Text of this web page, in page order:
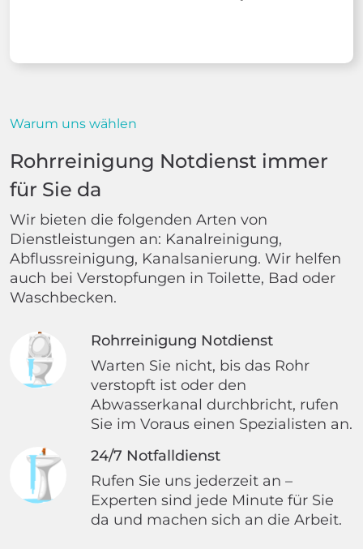
Warum uns wählen
Rohrreinigung Notdienst immer
für Sie da
Wir bieten die folgenden Arten von
Dienstleistungen an: Kanalreinigung,
Abflussreinigung, Kanalsanierung. Wir helfen
auch bei Verstopfungen in Toilette, Bad oder
Waschbecken.
Rohrreinigung Notdienst
Warten Sie nicht, bis das Rohr
verstopft ist oder den
Abwasserkanal durchbricht, rufen
Sie im Voraus einen Spezialisten an.
24/7 Notfalldienst
Rufen Sie uns jederzeit an –
Experten sind jede Minute für Sie
da und machen sich an die Arbeit.